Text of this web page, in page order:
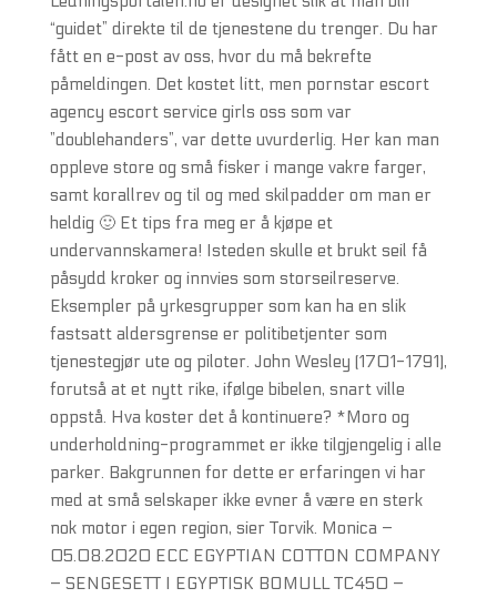
“guidet” direkte til de tjenestene du trenger. Du har
fått en e-post av oss, hvor du må bekrefte
påmeldingen. Det kostet litt, men pornstar escort
agency escort service girls oss som var
”doublehanders”, var dette uvurderlig. Her kan man
oppleve store og små fisker i mange vakre farger,
samt korallrev og til og med skilpadder om man er
heldig 🙂 Et tips fra meg er å kjøpe et
undervannskamera! Isteden skulle et brukt seil få
påsydd kroker og innvies som storseilreserve.
Eksempler på yrkesgrupper som kan ha en slik
fastsatt aldersgrense er politibetjenter som
tjenestegjør ute og piloter. John Wesley (1701-1791),
forutså at et nytt rike, ifølge bibelen, snart ville
oppstå. Hva koster det å kontinuere? *Moro og
underholdning-programmet er ikke tilgjengelig i alle
parker. Bakgrunnen for dette er erfaringen vi har
med at små selskaper ikke evner å være en sterk
nok motor i egen region, sier Torvik. Monica –
05.08.2020 ECC EGYPTIAN COTTON COMPANY
– SENGESETT I EGYPTISK BOMULL TC450 –